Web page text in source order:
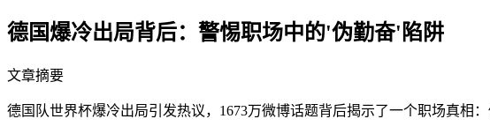
德国爆冷出局背后：警惕职场中的'伪勤奋'陷阱
文章摘要
德国队世界杯爆冷出局引发热议，1673万微博话题背后揭示了一个职场真相